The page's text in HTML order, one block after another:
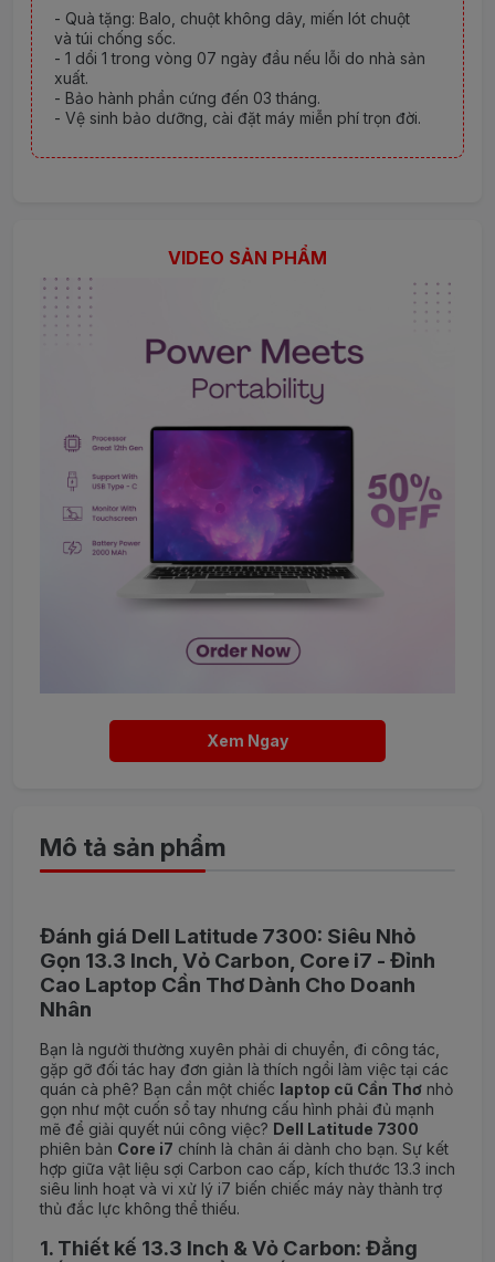
- Quà tặng: Balo, chuột không dây, miến lót chuột
và túi chống sốc.
- 1 dổi 1 trong vòng 07 ngày đầu nếu lỗi do nhà sản
xuất.
- Bảo hành phần cứng đến 03 tháng.
- Vệ sinh bảo dưỡng, cài đặt máy miễn phí trọn đời.
VIDEO SẢN PHẨM
Xem Ngay
Mô tả sản phẩm
Đánh giá Dell Latitude 7300: Siêu Nhỏ
Gọn 13.3 Inch, Vỏ Carbon, Core i7 - Đỉnh
Cao Laptop Cần Thơ Dành Cho Doanh
Nhân
Bạn là người thường xuyên phải di chuyển, đi công tác,
gặp gỡ đối tác hay đơn giản là thích ngồi làm việc tại các
quán cà phê? Bạn cần một chiếc laptop cũ Cần Thơ nhỏ
gọn như một cuốn sổ tay nhưng cấu hình phải đủ mạnh
mẽ để giải quyết núi công việc? Dell Latitude 7300
phiên bản Core i7 chính là chân ái dành cho bạn. Sự kết
hợp giữa vật liệu sợi Carbon cao cấp, kích thước 13.3 inch
siêu linh hoạt và vi xử lý i7 biến chiếc máy này thành trợ
thủ đắc lực không thể thiếu.
1. Thiết kế 13.3 Inch & Vỏ Carbon: Đẳng